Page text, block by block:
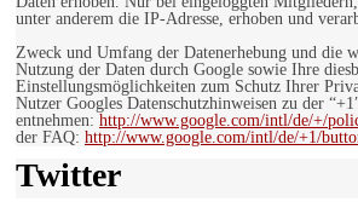
unter anderem die IP-Adresse, erhoben und
Zweck und Umfang der Datenerhebung und die
Nutzung der Daten durch Google sowie Ihre
Einstellungsmöglichkeiten zum Schutz Ihrer
Nutzer Googles Datenschutzhinweisen zu der
entnehmen: http://www.google.com/intl/de/+/
der FAQ: http://www.google.com/intl/de/+1/
Twitter